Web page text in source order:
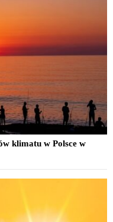
klimatu w Polsce w